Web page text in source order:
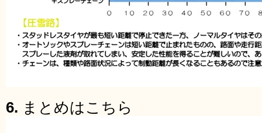
6. まとめはこちら